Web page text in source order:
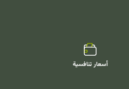
أسعار تنافسية